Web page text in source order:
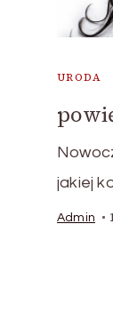
URODA
jakiej
Admin